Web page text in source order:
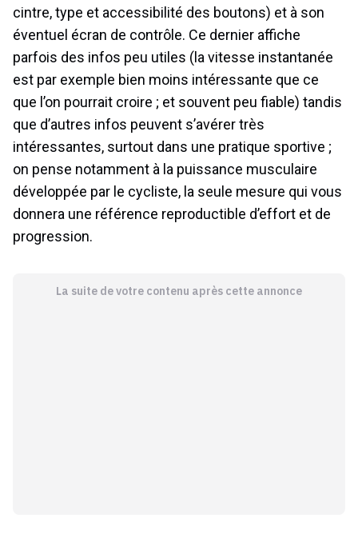
cintre, type et accessibilité des boutons) et à son
éventuel écran de contrôle. Ce dernier affiche
parfois des infos peu utiles (la vitesse instantanée
est par exemple bien moins intéressante que ce
que l’on pourrait croire ; et souvent peu fiable) tandis
que d’autres infos peuvent s’avérer très
intéressantes, surtout dans une pratique sportive ;
on pense notamment à la puissance musculaire
développée par le cycliste, la seule mesure qui vous
donnera une référence reproductible d’effort et de
progression.
La suite de votre contenu après cette annonce